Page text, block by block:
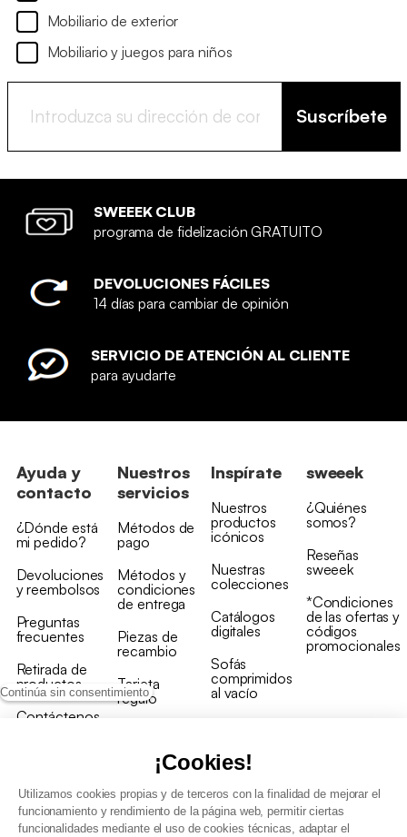
Continúa sin consentimiento
¡Cookies!
Utilizamos cookies propias y de terceros con la finalidad de mejorar el
funcionamiento y rendimiento de la página web, permitir ciertas
funcionalidades mediante el uso de cookies técnicas, adaptar el
Mobiliario de exterior
Mobiliario y juegos para niños
Suscríbete
SWEEEK CLUB
programa de fidelización GRATUITO
DEVOLUCIONES FÁCILES
14 días para cambiar de opinión
SERVICIO DE ATENCIÓN AL CLIENTE
para ayudarte
Ayuda y
contacto
¿Dónde está
mi pedido?
Devoluciones
y reembolsos
Preguntas
frecuentes
Retirada de
productos
Contáctenos
Nuestros
servicios
Métodos de
pago
Métodos y
condiciones
de entrega
Piezas de
recambio
Tarjeta
regalo
Inspírate
Nuestros
productos
icónicos
Nuestras
colecciones
Catálogos
digitales
Sofás
comprimidos
al vacío
sweeek
¿Quiénes
somos?
Reseñas
sweeek
*Condiciones
de las ofertas y
códigos
promocionales